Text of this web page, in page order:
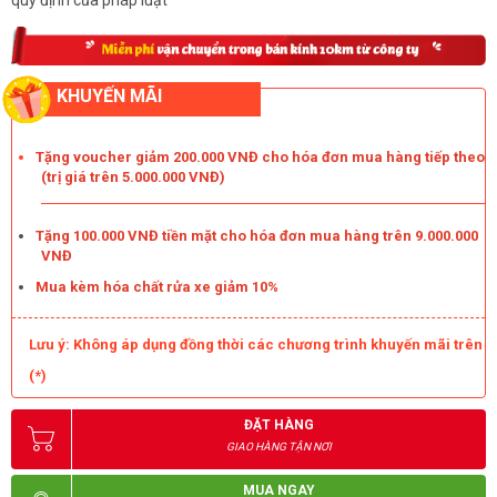
Máy rửa xe nước nóng IPC PW-H100/4 D2515P T (4 bánh) được
thiết kế để trở thành một trợ thủ làm sạch với hiệu suất làm sạch
ấn tượng. Áp lực tia nước có thể đạt tới mức 250 Bar. Thông số
này giúp mẫu máy rửa xe áp lực cao
lý các vết bẩn dù cứng đầu nhất một cách nhanh chóng.
KHUYẾN MÃI
Tặng voucher giảm 200.000 VNĐ cho hóa đơn mua hàng tiếp theo
(trị giá trên 5.000.000 VNĐ)
Tặng 100.000 VNĐ tiền mặt cho hóa đơn mua hàng trên 9.000.000
VNĐ
Mua kèm hóa chất rửa xe giảm 10%
Lưu ý: Không áp dụng đồng thời các chương trình khuyến mãi trên
(*)
ĐẶT HÀNG
GIAO HÀNG TẬN NƠI
MUA NGAY